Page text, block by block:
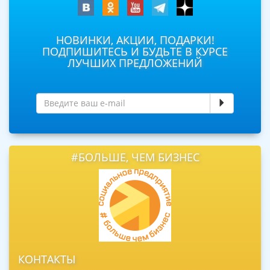
НОВИНКИ, АКЦИИ, ПОДАРКИ!
ПОДПИШИТЕСЬ И БУДЬТЕ В КУРСЕ
ЛУЧШИХ ПРЕДЛОЖЕНИЙ
#БОЛЬШЕ, ЧЕМ БИЗНЕС
КОНТАКТЫ